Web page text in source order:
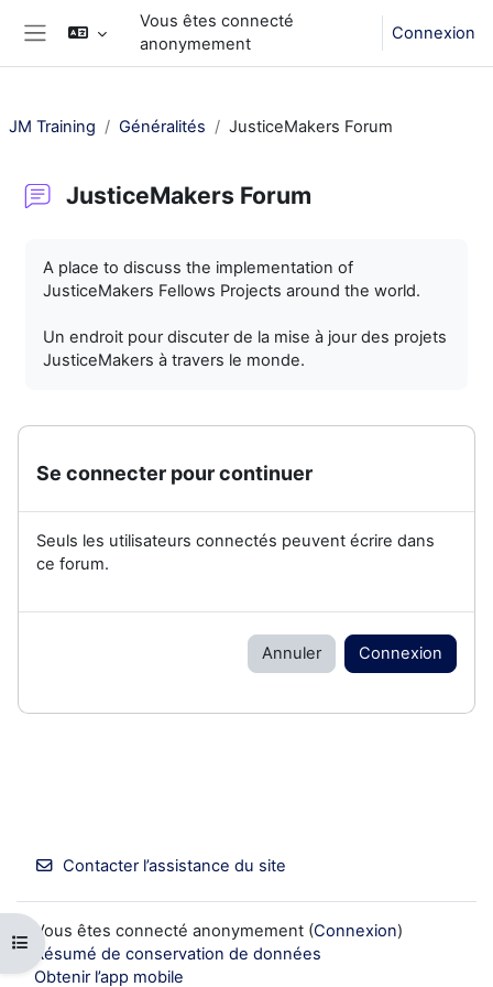
Passer au contenu principal
Panneau latéral
Vous êtes connecté
anonymement
Connexion
Ouvrir l’index du cours
JM Training Généralités JusticeMakers Forum
JusticeMakers Forum
A place to discuss the implementation of
JusticeMakers Fellows Projects around the world.
Un endroit pour discuter de la mise à jour des projets
JusticeMakers à travers le monde.
Se connecter pour continuer
Seuls les utilisateurs connectés peuvent écrire dans
ce forum.
Annuler Connexion
Contacter l’assistance du site
Vous êtes connecté anonymement (Connexion)
Résumé de conservation de données
Obtenir l’app mobile